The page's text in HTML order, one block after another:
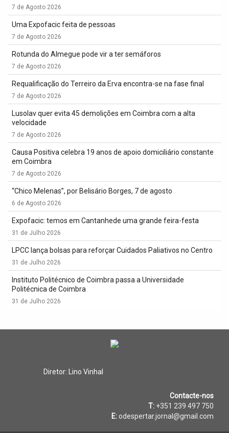
7 de Agosto 2026
Uma Expofacic feita de pessoas
7 de Agosto 2026
Rotunda do Almegue pode vir a ter semáforos
7 de Agosto 2026
Requalificação do Terreiro da Erva encontra-se na fase final
7 de Agosto 2026
Lusolav quer evita 45 demolições em Coimbra com a alta
velocidade
7 de Agosto 2026
Causa Positiva celebra 19 anos de apoio domiciliário constante
em Coimbra
7 de Agosto 2026
“Chico Melenas”, por Belisário Borges, 7 de agosto
6 de Agosto 2026
Expofacic: temos em Cantanhede uma grande feira-festa
31 de Julho 2026
LPCC lança bolsas para reforçar Cuidados Paliativos no Centro
31 de Julho 2026
Instituto Politécnico de Coimbra passa a Universidade
Politécnica de Coimbra
31 de Julho 2026
Diretor: Lino Vinhal
Contacte-nos
T: +351 239 497 750
E: odespertar.jornal@gmail.com